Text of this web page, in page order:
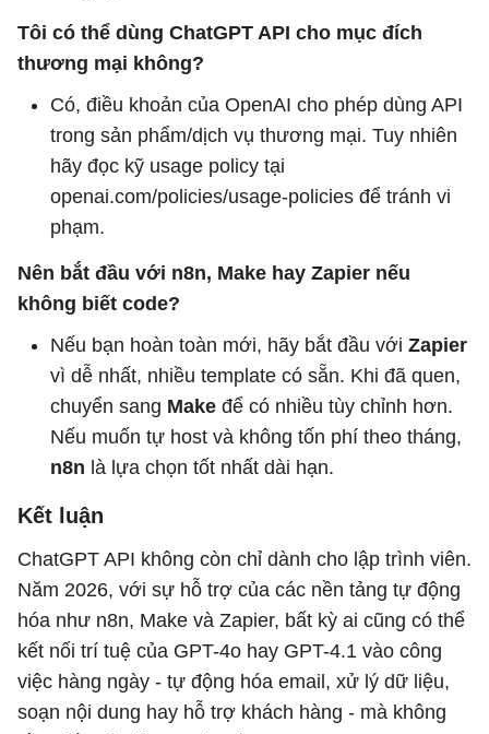
Tôi có thể dùng ChatGPT API cho mục đích
thương mại không?
Có, điều khoản của OpenAI cho phép dùng API
trong sản phẩm/dịch vụ thương mại. Tuy nhiên
hãy đọc kỹ usage policy tại
openai.com/policies/usage-policies để tránh vi
phạm.
Nên bắt đầu với n8n, Make hay Zapier nếu
không biết code?
Nếu bạn hoàn toàn mới, hãy bắt đầu với Zapier
vì dễ nhất, nhiều template có sẵn. Khi đã quen,
chuyển sang Make để có nhiều tùy chỉnh hơn.
Nếu muốn tự host và không tốn phí theo tháng,
n8n là lựa chọn tốt nhất dài hạn.
Kết luận
ChatGPT API không còn chỉ dành cho lập trình viên.
Năm 2026, với sự hỗ trợ của các nền tảng tự động
hóa như n8n, Make và Zapier, bất kỳ ai cũng có thể
kết nối trí tuệ của GPT-4o hay GPT-4.1 vào công
việc hàng ngày - tự động hóa email, xử lý dữ liệu,
soạn nội dung hay hỗ trợ khách hàng - mà không